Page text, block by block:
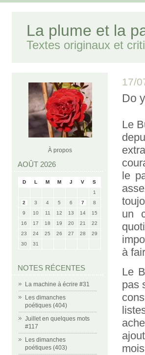
La plume et la
Textes originaux et
À propos
AOÛT 2026
D L M M J V
S
1
2
3 4 5 6 7
8
9
10 11 12 13 14
15
16
17 18 19 20 21
22
23
24 25 26 27 28
29
30
31
NOTES RÉCENTES
La machine à écrire #31
Les dimanches
poétiques (404)
Juillet en quelques mots
#117
Les dimanches
poétiques (403)
17/
Do
Le
le
un
à
Le
pas